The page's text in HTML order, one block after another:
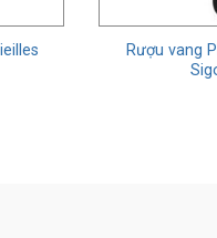
Rượu vang